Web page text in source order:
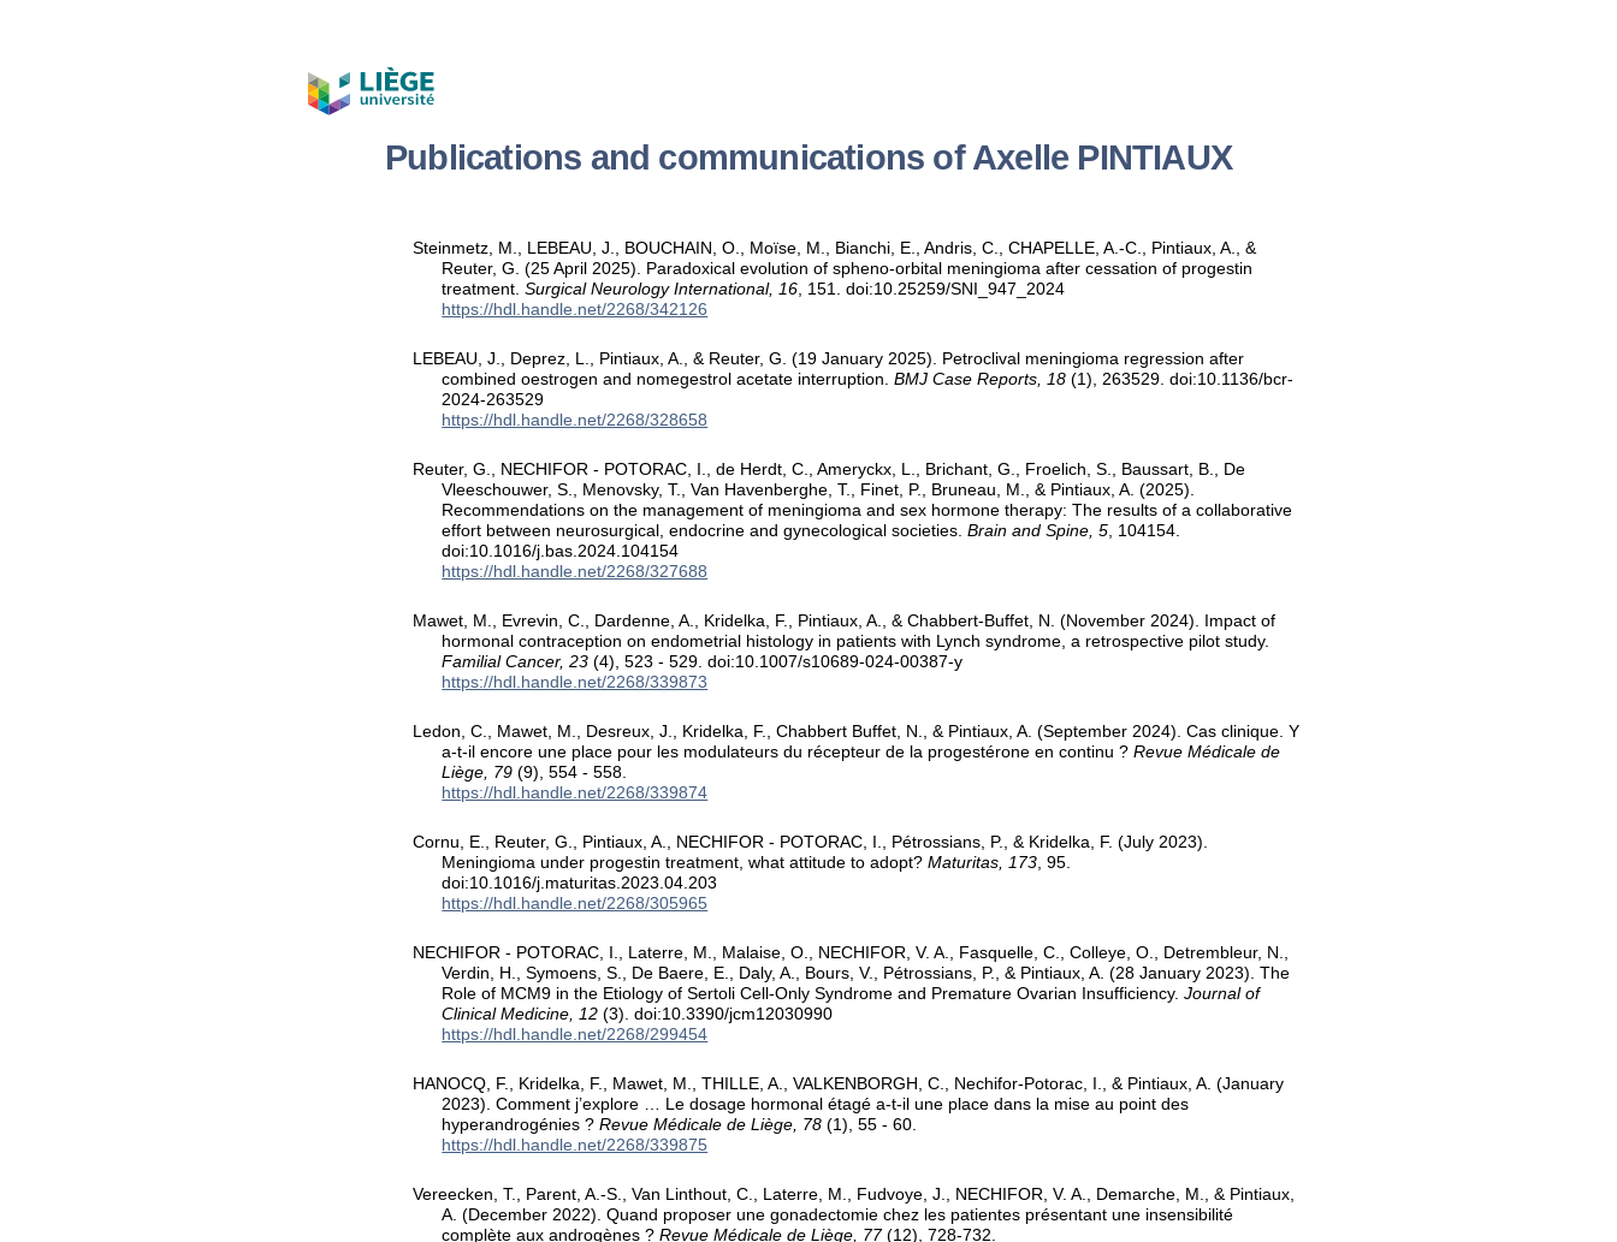
Publications and communications of Axelle PINTIAUX
Steinmetz, M., LEBEAU, J., BOUCHAIN, O., Moïse, M., Bianchi, E., Andris, C., CHAPELLE, A.-C., Pintiaux, A., &
Reuter, G. (25 April 2025). Paradoxical evolution of spheno-orbital meningioma after cessation of progestin
treatment.Surgical Neurology International, 16, 151. doi:10.25259/SNI_947_2024
https://hdl.handle.net/2268/342126
LEBEAU, J., Deprez, L., Pintiaux, A., & Reuter, G. (19 January 2025). Petroclival meningioma regression after
combined oestrogen and nomegestrol acetate interruption.BMJ Case Reports, 18 (1), 263529. doi:10.1136/bcr-
2024-263529
https://hdl.handle.net/2268/328658
Reuter, G., NECHIFOR - POTORAC, I., de Herdt, C., Ameryckx, L., Brichant, G., Froelich, S., Baussart, B., De
Vleeschouwer, S., Menovsky, T., Van Havenberghe, T., Finet, P., Bruneau, M., & Pintiaux, A. (2025).
Recommendations on the management of meningioma and sex hormone therapy: The results of a collaborative
effort between neurosurgical, endocrine and gynecological societies.Brain and Spine, 5, 104154.
doi:10.1016/j.bas.2024.104154
https://hdl.handle.net/2268/327688
Mawet, M., Evrevin, C., Dardenne, A., Kridelka, F., Pintiaux, A., & Chabbert-Buffet, N. (November 2024). Impact of
hormonal contraception on endometrial histology in patients with Lynch syndrome, a retrospective pilot study.
Familial Cancer, 23 (4), 523 - 529. doi:10.1007/s10689-024-00387-y
https://hdl.handle.net/2268/339873
Ledon, C., Mawet, M., Desreux, J., Kridelka, F., Chabbert Buffet, N., & Pintiaux, A. (September 2024). Cas clinique. Y
a-t-il encore une place pour les modulateurs du récepteur de la progestérone en continu ?Revue Médicale de
Liège, 79 (9), 554 - 558.
https://hdl.handle.net/2268/339874
Cornu, E., Reuter, G., Pintiaux, A., NECHIFOR - POTORAC, I., Pétrossians, P., & Kridelka, F. (July 2023).
Meningioma under progestin treatment, what attitude to adopt?Maturitas, 173, 95.
doi:10.1016/j.maturitas.2023.04.203
https://hdl.handle.net/2268/305965
NECHIFOR - POTORAC, I., Laterre, M., Malaise, O., NECHIFOR, V. A., Fasquelle, C., Colleye, O., Detrembleur, N.,
Verdin, H., Symoens, S., De Baere, E., Daly, A., Bours, V., Pétrossians, P., & Pintiaux, A. (28 January 2023). The
Role of MCM9 in the Etiology of Sertoli Cell-Only Syndrome and Premature Ovarian Insufficiency.Journal of
Clinical Medicine, 12 (3). doi:10.3390/jcm12030990
https://hdl.handle.net/2268/299454
HANOCQ, F., Kridelka, F., Mawet, M., THILLE, A., VALKENBORGH, C., Nechifor-Potorac, I., & Pintiaux, A. (January
2023). Comment j’explore … Le dosage hormonal étagé a-t-il une place dans la mise au point des
hyperandrogénies ?Revue Médicale de Liège, 78 (1), 55 - 60.
https://hdl.handle.net/2268/339875
Vereecken, T., Parent, A.-S., Van Linthout, C., Laterre, M., Fudvoye, J., NECHIFOR, V. A., Demarche, M., & Pintiaux,
A. (December 2022). Quand proposer une gonadectomie chez les patientes présentant une insensibilité
complète aux androgènes ?Revue Médicale de Liège, 77(12), 728-732.